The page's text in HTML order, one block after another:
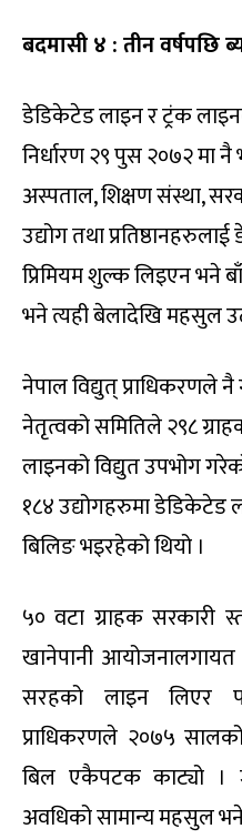
बदमासी ४ : तीन वर्षपछि
डेडिकेटेड लाइन र ट्रंक
निर्धारण २९ पुस २०७२ मा
अस्पताल, शिक्षण संस्था,
उद्योग तथा
प्रिमियम शुल्क लिइएन भने
भने त्यही बेलादेखि महसुल
नेपाल विद्युत् प्राधिकरणले
नेतृत्वको समितिले २९८
लाइनको विद्युत उपभोग
१८४ उद्योगहरुमा
बिलिङ भइरहेको थियो ।
५० वटा ग्राहक सरकारी
खानेपानी
सरहको लाइन लिएर
प्राधिकरणले २०७५
बिल एकैपटक काट्यो ।
अवधिको सामान्य महसुल भने